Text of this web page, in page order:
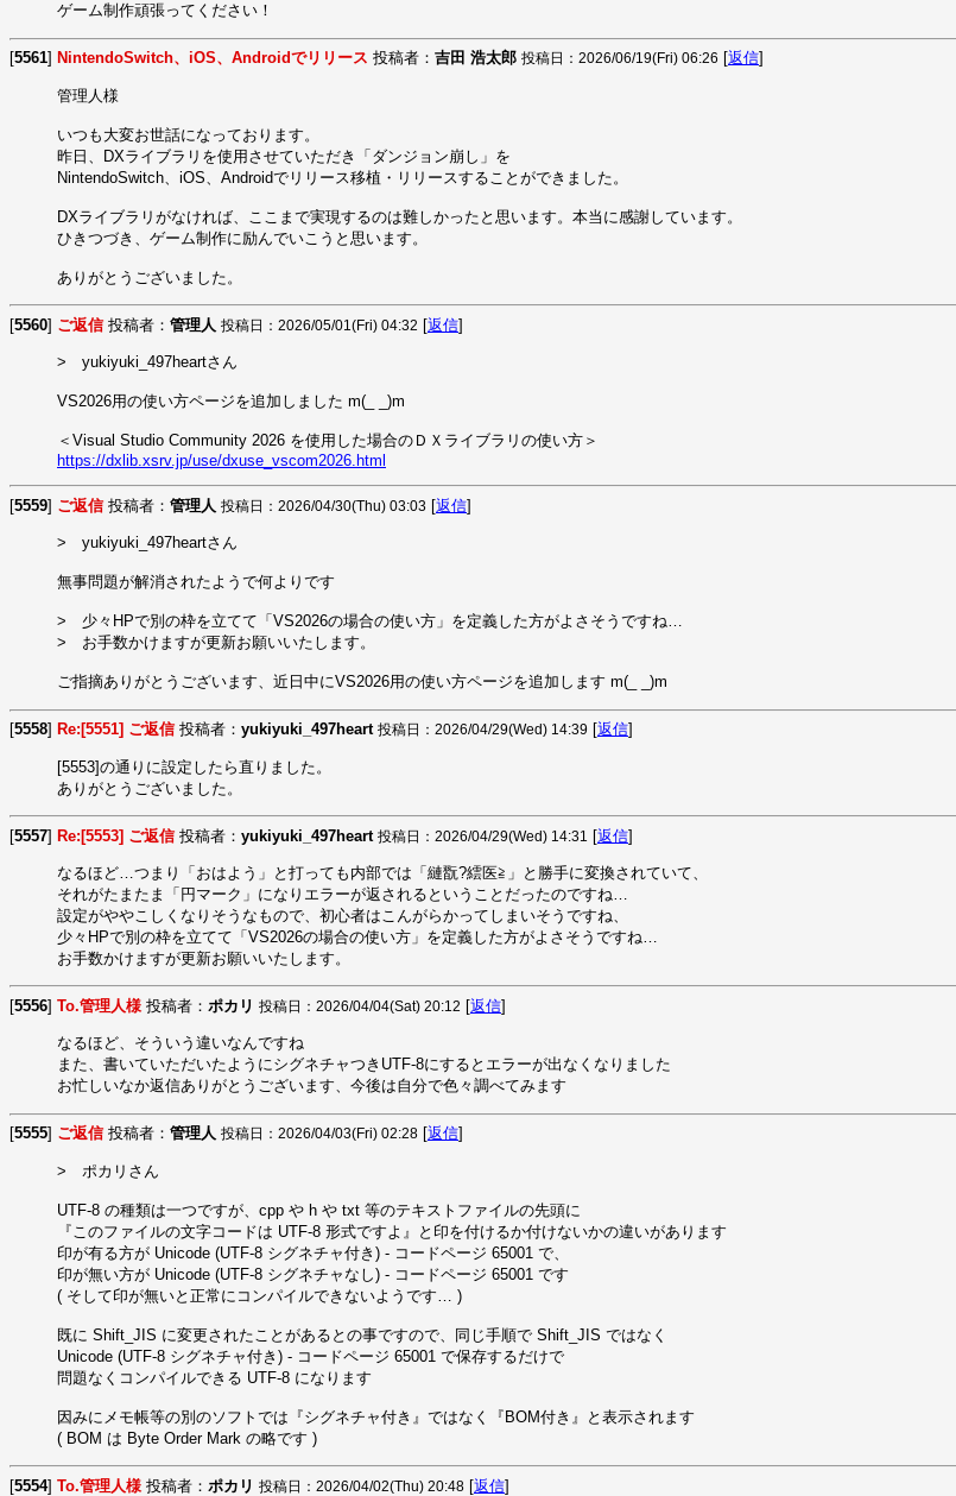
ゲーム制作頑張ってください！
[5561] NintendoSwitch、iOS、Androidでリリース 投稿者： 吉田 浩太郎 投稿日：2026/06/19(Fri) 06:26 [返信]
管理人様
いつも大変お世話になっております。
昨日、DXライブラリを使用させていただき「ダンジョン崩し」を
NintendoSwitch、iOS、Androidでリリース移植・リリースすることができました。
DXライブラリがなければ、ここまで実現するのは難しかったと思います。本当に感謝しています。
ひきつづき、ゲーム制作に励んでいこうと思います。
ありがとうございました。
[5560] ご返信 投稿者： 管理人 投稿日：2026/05/01(Fri) 04:32 [返信]
>　yukiyuki_497heartさん
VS2026用の使い方ページを追加しました m(_ _)m
https://dxlib.xsrv.jp/use/dxuse_vscom2026.html
[5559] ご返信 投稿者： 管理人 投稿日：2026/04/30(Thu) 03:03 [返信]
>　yukiyuki_497heartさん
無事問題が解消されたようで何よりです
>　少々HPで別の枠を立てて「VS2026の場合の使い方」を定義した方がよさそうですね…
>　お手数かけますが更新お願いいたします。
ご指摘ありがとうございます、近日中にVS2026用の使い方ページを追加します m(_ _)m
[5558] Re:[5551] ご返信 投稿者： yukiyuki_497heart 投稿日：2026/04/29(Wed) 14:39 [返信]
[5553]の通りに設定したら直りました。
ありがとうございました。
[5557] Re:[5553] ご返信 投稿者： yukiyuki_497heart 投稿日：2026/04/29(Wed) 14:31 [返信]
なるほど…つまり「おはよう」と打っても内部では「縺翫?繧医≧」と勝手に変換されていて、
それがたまたま「円マーク」になりエラーが返されるということだったのですね…
設定がややこしくなりそうなもので、初心者はこんがらかってしまいそうですね、
少々HPで別の枠を立てて「VS2026の場合の使い方」を定義した方がよさそうですね…
お手数かけますが更新お願いいたします。
[5556] To.管理人様 投稿者： ポカリ 投稿日：2026/04/04(Sat) 20:12 [返信]
なるほど、そういう違いなんですね
また、書いていただいたようにシグネチャつきUTF-8にするとエラーが出なくなりました
お忙しいなか返信ありがとうございます、今後は自分で色々調べてみます
[5555] ご返信 投稿者： 管理人 投稿日：2026/04/03(Fri) 02:28 [返信]
>　ポカリさん
UTF-8 の種類は一つですが、cpp や h や txt 等のテキストファイルの先頭に
『このファイルの文字コードは UTF-8 形式ですよ』と印を付けるか付けないかの違いがあります
印が有る方が Unicode (UTF-8 シグネチャ付き) - コードページ 65001 で、
印が無い方が Unicode (UTF-8 シグネチャなし) - コードページ 65001 です
( そして印が無いと正常にコンパイルできないようです… )
既に Shift_JIS に変更されたことがあるとの事ですので、同じ手順で Shift_JIS ではなく
Unicode (UTF-8 シグネチャ付き) - コードページ 65001 で保存するだけで
問題なくコンパイルできる UTF-8 になります
因みにメモ帳等の別のソフトでは『シグネチャ付き』ではなく『BOM付き』と表示されます
( BOM は Byte Order Mark の略です )
[5554] To.管理人様 投稿者： ポカリ 投稿日：2026/04/02(Thu) 20:48 [返信]